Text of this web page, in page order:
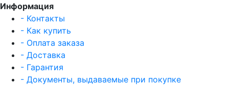
Информация
- Контакты
- Как купить
- Оплата заказа
- Доставка
- Гарантия
- Документы, выдаваемые при покупке